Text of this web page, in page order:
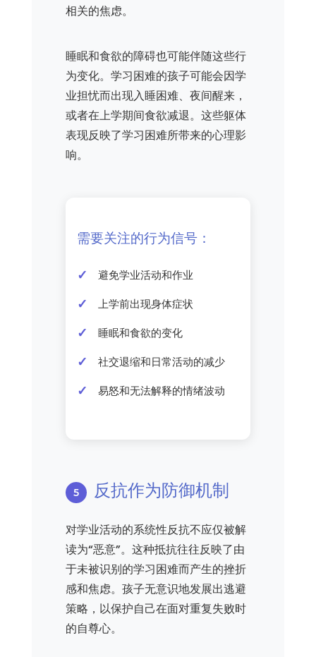
相关的焦虑。
睡眠和食欲的障碍也可能伴随这些行
为变化。学习困难的孩子可能会因学
业担忧而出现入睡困难、夜间醒来，
或者在上学期间食欲减退。这些躯体
表现反映了学习困难所带来的心理影
响。
需要关注的行为信号：
避免学业活动和作业
上学前出现身体症状
睡眠和食欲的变化
社交退缩和日常活动的减少
易怒和无法解释的情绪波动
反抗作为防御机制
对学业活动的系统性反抗不应仅被解
读为“恶意”。这种抵抗往往反映了由
于未被识别的学习困难而产生的挫折
感和焦虑。孩子无意识地发展出逃避
策略，以保护自己在面对重复失败时
的自尊心。